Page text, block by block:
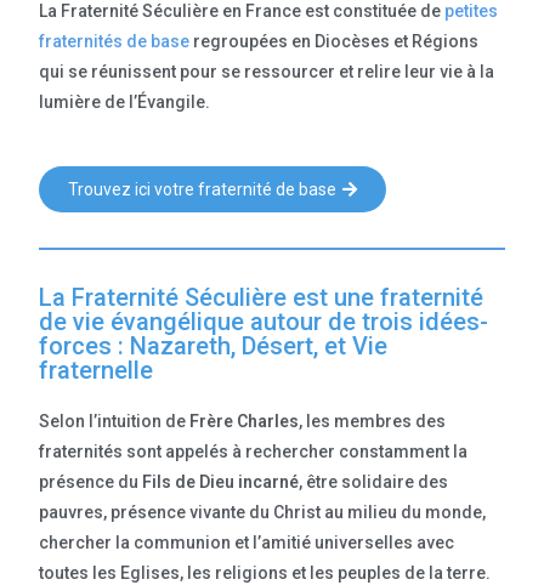
La Fraternité Séculière en France est constituée de petites
fraternités de base regroupées en Diocèses et Régions
qui se réunissent pour se ressourcer et relire leur vie à la
lumière de l’Évangile.
Trouvez ici votre fraternité de base
La Fraternité Séculière est une fraternité
de vie évangélique autour de trois idées-
forces : Nazareth, Désert, et Vie
fraternelle
Selon l’intuition de Frère Charles, les membres des
fraternités sont appelés à rechercher constamment la
présence du Fils de Dieu incarné, être solidaire des
pauvres, présence vivante du Christ au milieu du monde,
chercher la communion et l’amitié universelles avec
toutes les Eglises, les religions et les peuples de la terre.